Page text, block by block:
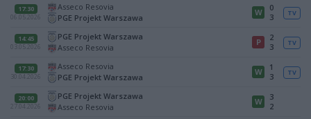
17:30
Asseco Resovia
PGE Projekt Warszawa
W
0
3
TV
14:45
PGE Projekt Warszawa
Asseco Resovia
P
2
3
TV
17:30
30.04.2026
Asseco Resovia
PGE Projekt Warszawa
W
1
3
TV
20:00
27.04.2026
PGE Projekt Warszawa
Asseco Resovia
W
3
2